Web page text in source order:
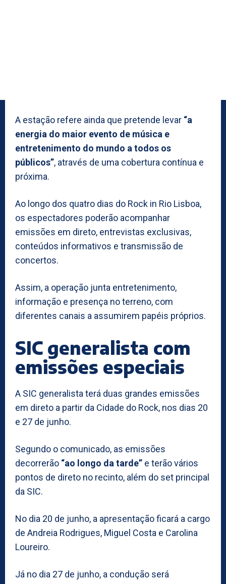
A estação refere ainda que pretende levar “a
energia do maior evento de música e
entretenimento do mundo a todos os
públicos”, através de uma cobertura contínua e
próxima.
Ao longo dos quatro dias do Rock in Rio Lisboa,
os espectadores poderão acompanhar
emissões em direto, entrevistas exclusivas,
conteúdos informativos e transmissão de
concertos.
Assim, a operação junta entretenimento,
informação e presença no terreno, com
diferentes canais a assumirem papéis próprios.
SIC generalista com
emissões especiais
A SIC generalista terá duas grandes emissões
em direto a partir da Cidade do Rock, nos dias 20
e 27 de junho.
Segundo o comunicado, as emissões
decorrerão “ao longo da tarde” e terão vários
pontos de direto no recinto, além do set principal
da SIC.
No dia 20 de junho, a apresentação ficará a cargo
de Andreia Rodrigues, Miguel Costa e Carolina
Loureiro.
Já no dia 27 de junho, a condução será